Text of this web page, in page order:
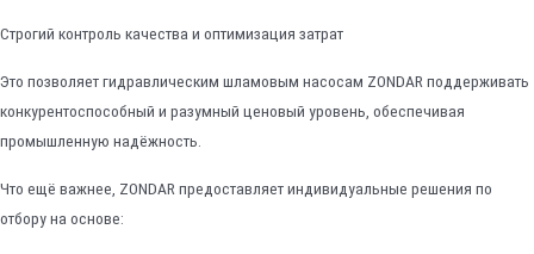
Строгий контроль качества и оптимизация затрат
Это позволяет гидравлическим шламовым насосам ZONDAR поддерживать
конкурентоспособный и разумный ценовый уровень, обеспечивая
промышленную надёжность.
Что ещё важнее, ZONDAR предоставляет индивидуальные решения по
отбору на основе: